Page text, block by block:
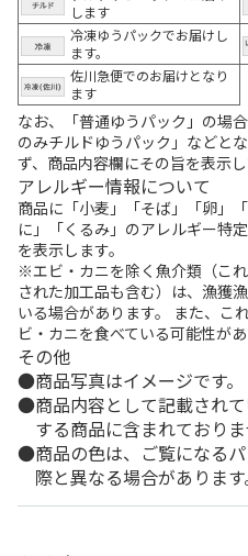
します
冷凍ゆうパックでお届けし
ます。
佐川急便でのお届けとなり
ます
なお、「普通ゆうパック」の場
のみチルドゆうパック」などと
ず、商品内容欄にその旨を表示し
アレルギー情報について
商品に「小麦」「そば」「卵」
に」「くるみ」のアレルギー特
を表示します。
※エビ・カニを除く魚介類（こ
された加工品も含む）は、漁獲
いる場合があります。 また、こ
ビ・カニを食べている可能性があ
その他
商品写真はイメージです。
商品内容として記載され
する商品に含まれておりま
商品の色は、ご覧になる
際と異なる場合があります